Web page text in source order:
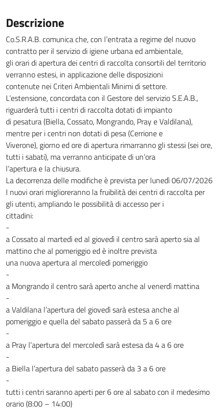
Descrizione
Co.S.R.A.B. comunica che, con l’entrata a regime del nuovo
contratto per il servizio di igiene urbana ed ambientale,
gli orari di apertura dei centri di raccolta consortili del territorio
verranno estesi, in applicazione delle disposizioni
contenute nei Criteri Ambientali Minimi di settore.
L’estensione, concordata con il Gestore del servizio S.E.A.B.,
riguarderà tutti i centri di raccolta dotati di impianto
di pesatura (Biella, Cossato, Mongrando, Pray e Valdilana),
mentre per i centri non dotati di pesa (Cerrione e
Viverone), giorno ed ore di apertura rimarranno gli stessi (sei ore,
tutti i sabati), ma verranno anticipate di un’ora
l’apertura e la chiusura.
La decorrenza delle modifiche è prevista per lunedì 06/07/2026
I nuovi orari miglioreranno la fruibilità dei centri di raccolta per
gli utenti, ampliando le possibilità di accesso per i
cittadini:
-
a Cossato al martedì ed al giovedì il centro sarà aperto sia al
mattino che al pomeriggio ed è inoltre prevista
una nuova apertura al mercoledì pomeriggio
-
a Mongrando il centro sarà aperto anche al venerdì mattina
-
a Valdilana l’apertura del giovedì sarà estesa anche al
pomeriggio e quella del sabato passerà da 5 a 6 ore
-
a Pray l’apertura del mercoledì sarà estesa da 4 a 6 ore
-
a Biella l’apertura del sabato passerà da 3 a 6 ore
-
tutti i centri saranno aperti per 6 ore al sabato con il medesimo
orario (8:00 – 14:00)